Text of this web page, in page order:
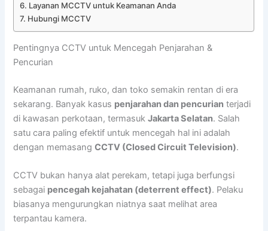
Layanan MCCTV untuk Keamanan Anda
Hubungi MCCTV
Pentingnya CCTV untuk Mencegah Penjarahan &
Pencurian
Keamanan rumah, ruko, dan toko semakin rentan di era
sekarang. Banyak kasus penjarahan dan pencurian terjadi
di kawasan perkotaan, termasukJakarta Selatan. Salah
satu cara paling efektif untuk mencegah hal ini adalah
dengan memasangCCTV (Closed Circuit Television).
CCTV bukan hanya alat perekam, tetapi juga berfungsi
sebagai pencegah kejahatan (deterrent effect). Pelaku
biasanya mengurungkan niatnya saat melihat area
terpantau kamera.